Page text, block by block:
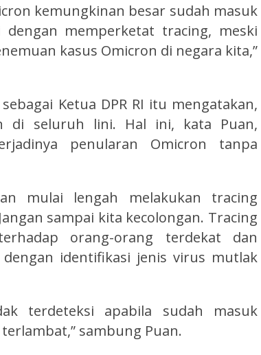
kemungkinan besar sudah masuk
memperketat tracing, meski
kasus Omicron di negara kita,”
Ketua DPR RI itu mengatakan,
di seluruh lini. Hal ini, kata Puan,
penularan Omicron tanpa
mulai lengah melakukan tracing
sampai kita kecolongan. Tracing
orang-orang terdekat dan
identifikasi jenis virus mutlak
terdeteksi apabila sudah masuk
sambung Puan.